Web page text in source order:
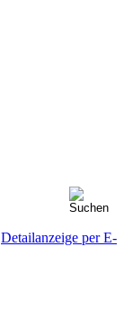
Detailanzeige per E-